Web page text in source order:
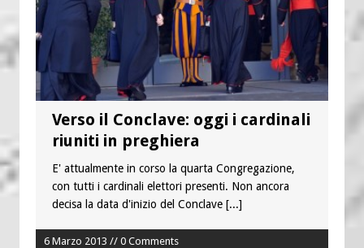
Verso il Conclave: oggi i cardinali
riuniti in preghiera
E' attualmente in corso la quarta Congregazione,
con tutti i cardinali elettori presenti. Non ancora
decisa la data d'inizio del Conclave [...]
6 Marzo 2013 // 0 Comments